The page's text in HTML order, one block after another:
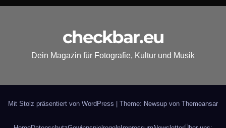
checkbar.eu
Dein Magazin für Fotografie, Kultur und Musik
Mit Stolz präsentiert von WordPress Theme: Newsup von Themeansar